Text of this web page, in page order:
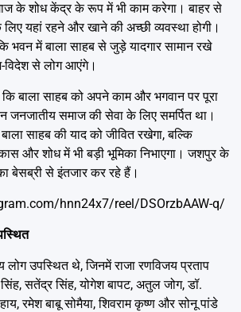
के शोध केंद्र के रूप में भी काम करेगा। बाहर से
यहां रहने और खाने की अच्छी व्यवस्था होगी।
भवन में बाला साहब से जुड़े यादगार सामान रखे
से लोग आएंगे।
बाला साहब को अपने काम और भगवान पर पूरा
जनजातीय समाज की सेवा के लिए समर्पित था।
साहब की याद को जीवित रखेगा, बल्कि
और शोध में भी बड़ी भूमिका निभाएगा। जशपुर के
बेसब्री से इंतजार कर रहे हैं।
hnn24x7/reel/DSOrzbAAW-q/
लोग उपस्थित थे, जिनमें राजा रणविजय प्रताप
सतेंद्र सिंह, योगेश बापट, अतुल जोग, डॉ.
रमेश बाबू सोमैया, शिवराम कृष्ण और सोनू पांडे